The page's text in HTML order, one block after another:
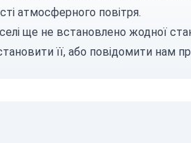
атмосферного повітря.
ще не встановлено жодної
її, або повідомити нам